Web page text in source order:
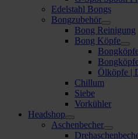
Edelstahl Bongs
Bongzubehör
Bong Reinigung
Bong Köpfe
Ölköpfe |
Chillum
Siebe
Vorkühler
Headshop
Aschenbecher